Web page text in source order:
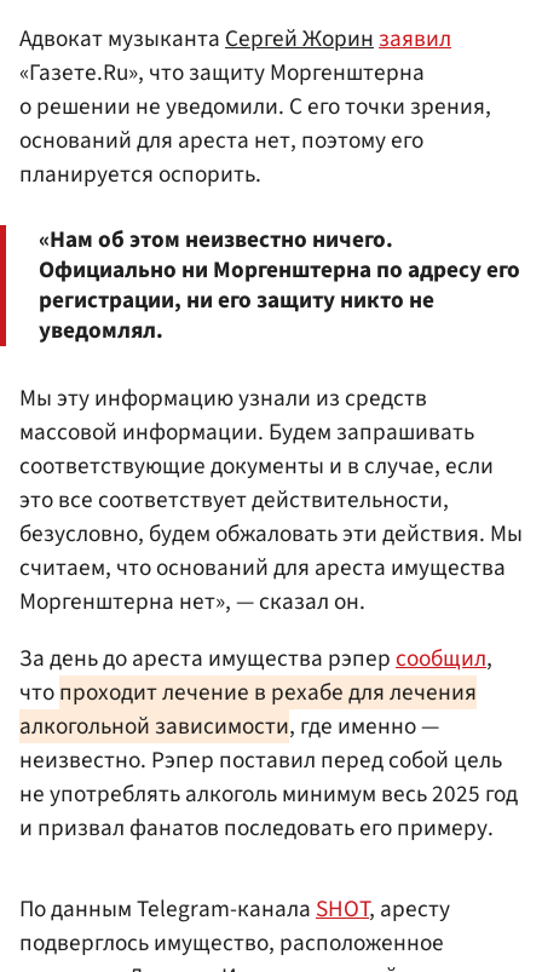
Адвокат музыкантаСергей Жоринзаявил
«Газете.Ru», что защиту Моргенштерна
о решении не уведомили. С его точки зрения,
оснований для ареста нет, поэтому его
планируется оспорить.
«Нам об этом неизвестно ничего.
Официально ни Моргенштерна по адресу его
регистрации, ни его защиту никто не
уведомлял.
Мы эту информацию узнали из средств
массовой информации. Будем запрашивать
соответствующие документы и в случае, если
это все соответствует действительности,
безусловно, будем обжаловать эти действия. Мы
считаем, что оснований для ареста имущества
Моргенштерна нет», — сказал он.
За день до ареста имущества рэперсообщил,
чтопроходит лечение в рехабе для лечения
алкогольной зависимости, где именно —
неизвестно. Рэпер поставил перед собой цель
не употреблять алкоголь минимум весь 2025 год
и призвал фанатов последовать его примеру.
По данным Telegram-каналаSHOT, аресту
подверглось имущество, расположенное